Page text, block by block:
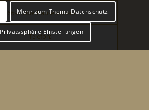
86697 Oberhausen-Kreut
Telefon:
Mehr zum Thema Datenschutz
Privatssphäre Einstellungen